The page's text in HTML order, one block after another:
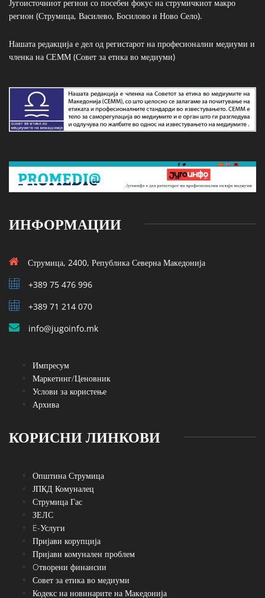
Југоисточниот регион со посебен фокус на струмичкиот макро
регион (Струмица, Василево, Босилово и Ново Село).
Нашата редакција е дел од регистарот на професионални медиуми и
членка на СЕММ (Совет за етика во медиуми)
ИНФОРМАЦИИ
Струмица, 2400, Република Северна Македонија
+389 75 476 996
+389 71 214 070
info@jugoinfo.mk
Импресум
Маркетинг/Ценовник
Услови за користење
Архива
КОРИСНИ ЛИНКОВИ
Општина Струмица
ЈПКД Комуналец
Струмица Гас
ЗЕЛС
E-Услуги
Пријави корупција
Пријави комунален проблем
Oтворени финансии
Совет за етика во медиуми
Кодекс на новинарите на Македонија